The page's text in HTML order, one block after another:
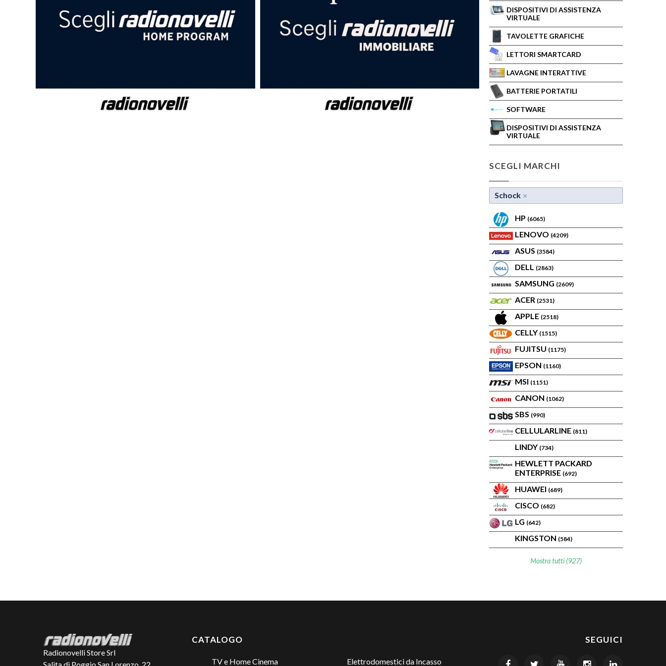
DISPOSITIVI DI ASSISTENZA
VIRTUALE
TAVOLETTE GRAFICHE
LETTORI SMARTCARD
LAVAGNE INTERATTIVE
BATTERIE PORTATILI
SOFTWARE
DISPOSITIVI DI ASSISTENZA
VIRTUALE
SCEGLI MARCHI
Schock
HP (6065)
LENOVO (4209)
ASUS (3584)
DELL (2863)
SAMSUNG (2609)
ACER (2531)
APPLE (2518)
CELLY (1515)
FUJITSU (1175)
EPSON (1160)
MSI (1151)
CANON (1062)
SBS (990)
CELLULARLINE (811)
LINDY (734)
HEWLETT PACKARD
ENTERPRISE (692)
HUAWEI (689)
CISCO (682)
LG (642)
KINGSTON (584)
Mostra tutti (927)
SEGUICI
Radionovelli Store Srl
CATALOGO
TV e Home Cinema Elettrodomestici da Incasso